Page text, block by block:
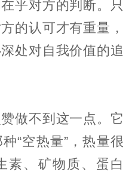
乎对方的判断。只
的认可才有重量，
处对自我价值的追
做不到这一点。它
“空热量”，热量很
素、矿物质、蛋白